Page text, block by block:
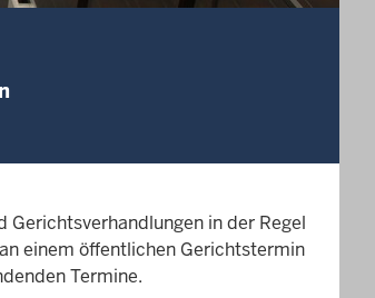
in der Regel
einem öffentlichen Gerichtstermin
Termine.